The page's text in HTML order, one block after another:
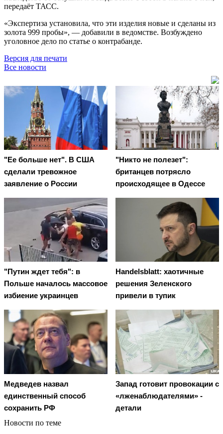
передаёт ТАСС.
«Экспертиза установила, что эти изделия новые и сделаны из
золота 999 пробы», — добавили в ведомстве. Возбуждено
уголовное дело по статье о контрабанде.
Версия для печати
Все новости
"Ее больше нет". В США
сделали тревожное
заявление о России
"Никто не полезет":
британцев потрясло
происходящее в Одессе
"Путин ждет тебя": в
Польше началось массовое
избиение украинцев
Handelsblatt: хаотичные
решения Зеленского
привели в тупик
Медведев назвал
единственный способ
сохранить РФ
Запад готовит провокации с
«лженаблюдателями» -
детали
Новости по теме